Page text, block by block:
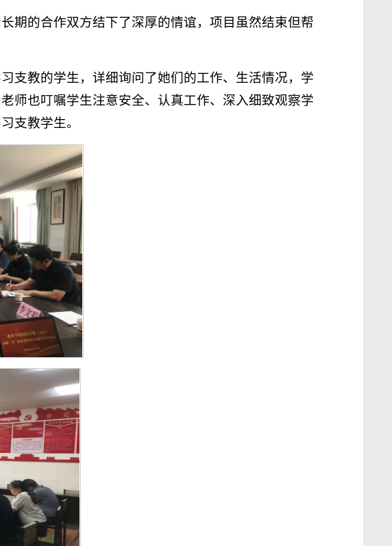
期的合作双方结下了深厚的情谊，项目虽然结束但帮
支教的学生，详细询问了她们的工作、生活情况，学
师也叮嘱学生注意安全、认真工作、深入细致观察学
支教学生。